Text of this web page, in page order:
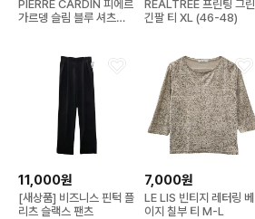
PIERRE CARDIN 피에르
가르뎅 슬림 블루 셔츠
REALTREE 프린팅 그린
긴팔 티 XL (46-48)
11,000원
[새상품] 비즈니스 핀턱 플
리츠 슬랙스 팬츠
7,000원
LE LIS 빈티지 레터링 베
이지 칠부 티 M-L